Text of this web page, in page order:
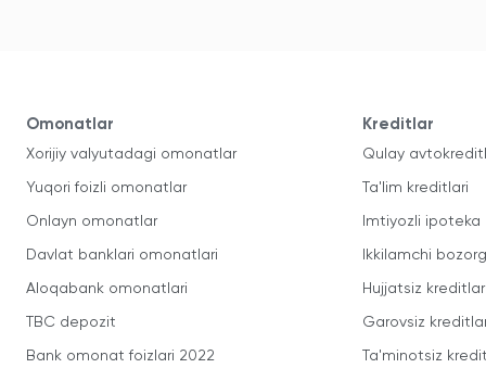
Omonatlar
Xorijiy valyutadagi omonatlar
Yuqori foizli omonatlar
Onlayn omonatlar
Davlat banklari omonatlari
Aloqabank omonatlari
TBC depozit
Bank omonat foizlari 2022
Kreditlar
Qulay
Ta'lim kreditlari
Imtiyozli ipoteka
Ikkilamchi
Hujjatsiz kreditlar
Garovsiz
Ta'minotsiz